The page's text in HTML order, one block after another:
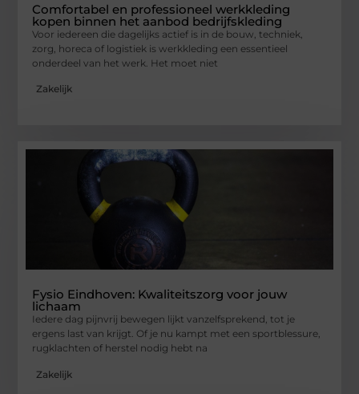
Comfortabel en professioneel werkkleding
kopen binnen het aanbod bedrijfskleding
Voor iedereen die dagelijks actief is in de bouw, techniek,
zorg, horeca of logistiek is werkkleding een essentieel
onderdeel van het werk. Het moet niet
Zakelijk
Fysio Eindhoven: Kwaliteitszorg voor jouw
lichaam
Iedere dag pijnvrij bewegen lijkt vanzelfsprekend, tot je
ergens last van krijgt. Of je nu kampt met een sportblessure,
rugklachten of herstel nodig hebt na
Zakelijk